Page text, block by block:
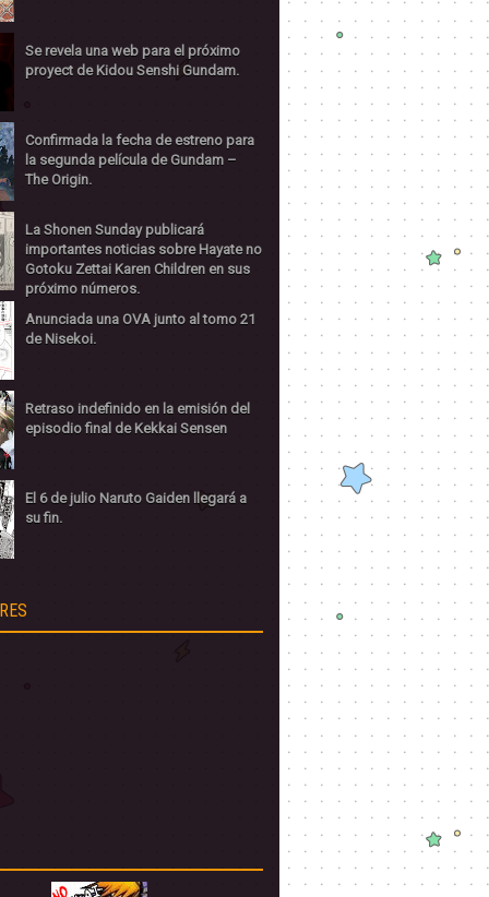
Se revela una web para el próximo
proyect de Kidou Senshi Gundam.
Confirmada la fecha de estreno para
la segunda película de Gundam –
The Origin.
La Shonen Sunday publicará
importantes noticias sobre Hayate no
Gotoku Zettai Karen Children en sus
próximo números.
Anunciada una OVA junto al tomo 21
de Nisekoi.
Retraso indefinido en la emisión del
episodio final de Kekkai Sensen
El 6 de julio Naruto Gaiden llegará a
su fin.